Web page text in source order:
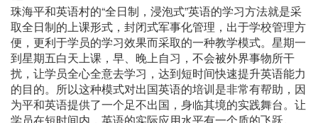
珠海平和英语村的“全日制，浸泡式”英语的学习方法就是采
取全日制的上课形式，封闭式军事化管理，出于学校管理方
便，更利于学员的学习效果而采取的一种教学模式。星期一
到星期五白天上课，早、晚上自习，不会被外界事物所干
扰，让学员全心全意去学习，达到短时间快速提升英语能力
的目的。所以这种模式对出国英语的培训是非常有帮助，因
为平和英语提供了一个足不出国，身临其境的实践舞台。让
学员在短时间内，英语的实际应用水平有一个质的飞跃。